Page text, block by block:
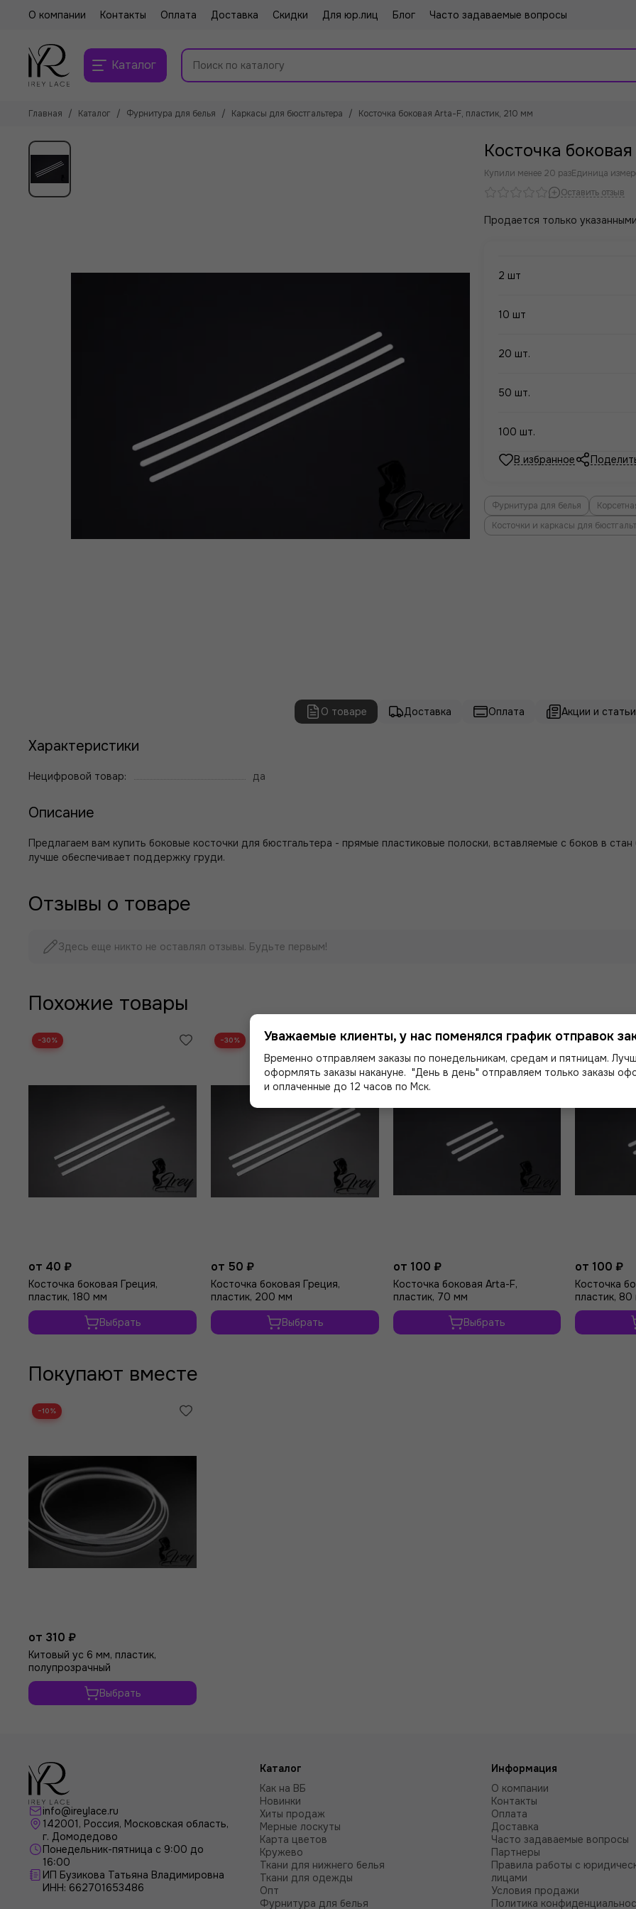
О компании Контакты Оплата Доставка Скидки Для юр.лиц Блог Часто задаваемые вопросы
Каталог
Главная Каталог Фурнитура для белья Каркасы для бюстгальтера Косточка боковая Arta-F, пластик, 210 мм
Косточка
Купили менее 20 разЕдиница
Оставить отзыв
Продается только
2 шт
10 шт
20 шт.
50 шт.
100 шт.
Фурнитура для белья
Косточки и каркасы для
О товаре Доставка Оплата Акции и статьи
Характеристики
Нецифровой товар: да
Описание
Предлагаем вам купить боковые косточки для бюстгальтера - прямые пластиковые полоски, вставляемые с боков в
лучше обеспечивает поддержку груди.
Отзывы о товаре
Здесь еще никто не оставлял отзывы. Будьте первым!
Похожие товары
−30%
от 40 ₽
Косточка боковая Греция,
пластик, 180 мм
Выбрать
−30%
от 50 ₽
Косточка боковая Греция,
пластик, 200 мм
Выбрать
от 100 ₽
Косточка боковая Arta-F,
пластик, 70 мм
Выбрать
от 100 ₽
Косточка
пластик,
Покупают вместе
−10%
от 310 ₽
Китовый ус 6 мм, пластик,
полупрозрачный
Выбрать
info@ireylace.ru
142001 , Россия, Московская область,
г. Домодедово
Понедельник-пятница с 9:00 до
16:00
ИП Бузикова Татьяна Владимировна
ИНН: 662701653486
Каталог
Как на ВБ
Новинки
Хиты продаж
Мерные лоскуты
Карта цветов
Кружево
Ткани для нижнего белья
Ткани для одежды
Опт
Фурнитура для белья
Информация
О компании
Контакты
Оплата
Доставка
Часто задаваемые вопросы
Партнеры
Правила работы с
лицами
Условия продажи
Политика
Уважаемые клиенты, у нас поменялся график отправок
Временно отправляем заказы по понедельникам, средам и пятницам.
оформлять заказы накануне. "День в день" отправляем только заказы
и оплаченные до 12 часов по Мск.